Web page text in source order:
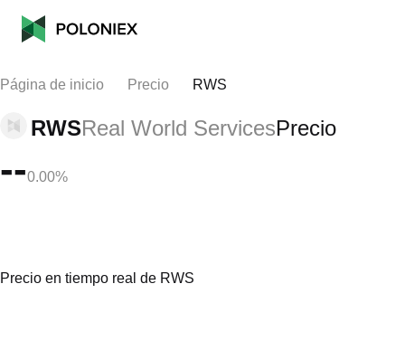
Página de inicio Precio RWS
RWSReal World ServicesPrecio
--0.00%
Precio en tiempo real de RWS